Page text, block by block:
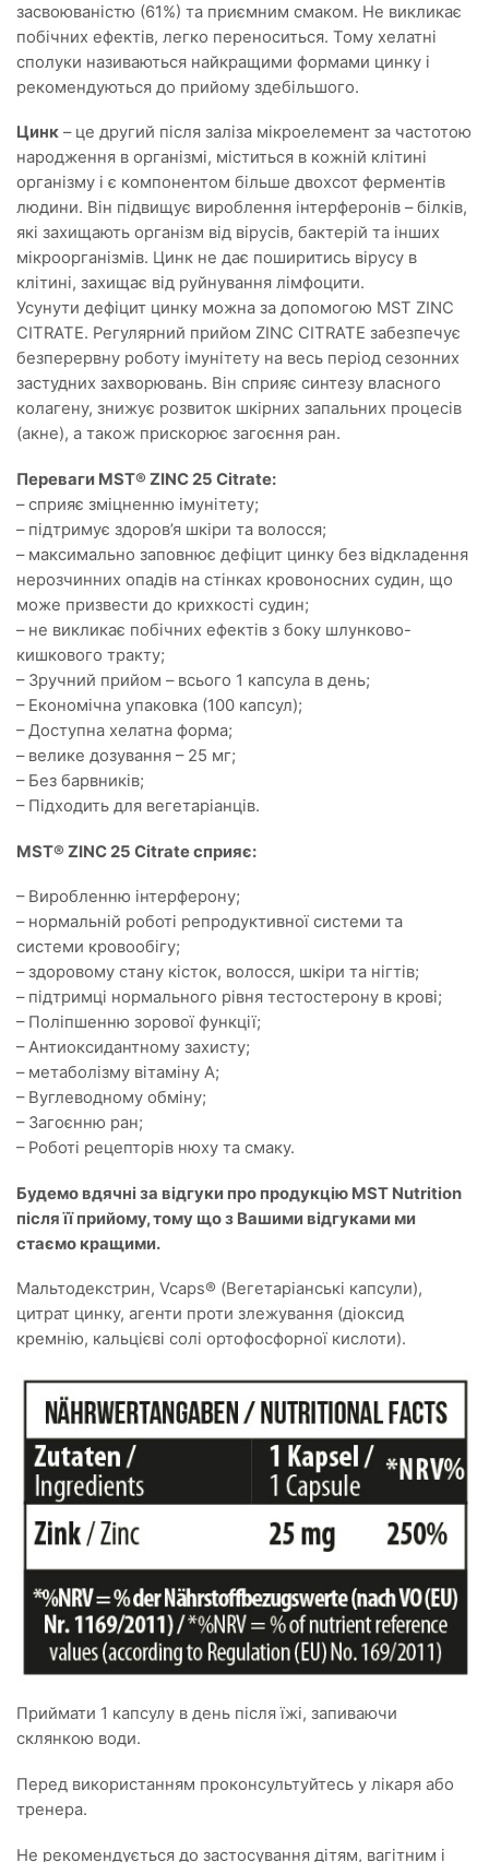
засвоюваністю (61%) та приємним смаком. Не викликає
побічних ефектів, легко переноситься. Тому хелатні
сполуки називаються найкращими формами цинку і
рекомендуються до прийому здебільшого.
Цинк – це другий після заліза мікроелемент за частотою
народження в організмі, міститься в кожній клітині
організму і є компонентом більше двохсот ферментів
людини. Він підвищує вироблення інтерферонів – білків,
які захищають організм від вірусів, бактерій та інших
мікроорганізмів. Цинк не дає поширитись вірусу в
клітині, захищає від руйнування лімфоцити.
Усунути дефіцит цинку можна за допомогою MST ZINC
CITRATE. Регулярний прийом ZINC CITRATE забезпечує
безперервну роботу імунітету на весь період сезонних
застудних захворювань. Він сприяє синтезу власного
колагену, знижує розвиток шкірних запальних процесів
(акне), а також прискорює загоєння ран.
Переваги MST® ZINC 25 Citrate:
– сприяє зміцненню імунітету;
– підтримує здоров’я шкіри та волосся;
– максимально заповнює дефіцит цинку без відкладення
нерозчинних опадів на стінках кровоносних судин, що
може призвести до крихкості судин;
– не викликає побічних ефектів з боку шлунково-
кишкового тракту;
– Зручний прийом – всього 1 капсула в день;
– Економічна упаковка (100 капсул);
– Доступна хелатна форма;
– велике дозування – 25 мг;
– Без барвників;
– Підходить для вегетаріанців.
MST® ZINC 25 Citrate сприяє:
– Виробленню інтерферону;
– нормальній роботі репродуктивної системи та
системи кровообігу;
– здоровому стану кісток, волосся, шкіри та нігтів;
– підтримці нормального рівня тестостерону в крові;
– Поліпшенню зорової функції;
– Антиоксидантному захисту;
– метаболізму вітаміну А;
– Вуглеводному обміну;
– Загоєнню ран;
– Роботі рецепторів нюху та смаку.
Будемо вдячні за відгуки про продукцію MST Nutrition
після її прийому, тому що з Вашими відгуками ми
стаємо кращими.
Мальтодекстрин, Vcaps® (Вегетаріанські капсули),
цитрат цинку, агенти проти злежування (діоксид
кремнію, кальцієві солі ортофосфорної кислоти).
Приймати 1 капсулу в день після їжі, запиваючи
склянкою води.
Перед використанням проконсультуйтесь у лікаря або
тренера.
Не рекомендується до застосування дітям, вагітним і